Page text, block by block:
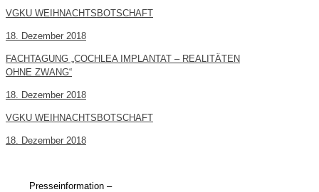
VGKU WEIHNACHTSBOTSCHAFT
18. Dezember 2018
FACHTAGUNG „COCHLEA IMPLANTAT – REALITÄTEN
OHNE ZWANG“
18. Dezember 2018
VGKU WEIHNACHTSBOTSCHAFT
18. Dezember 2018
Presseinformation –